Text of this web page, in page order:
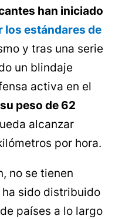
han iniciado
los estándares de
y tras una serie
un blindaje
activa en el
su peso de 62
alcanzar
por hora.
no se tienen
sido distribuido
países a lo largo